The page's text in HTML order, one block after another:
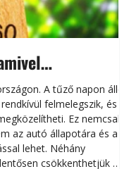
károktól
A tűző napon álló
felmelegszik, és
Ez nemcsak
az autó állapotára és a
lehet. Néhány
csökkenthetjük a